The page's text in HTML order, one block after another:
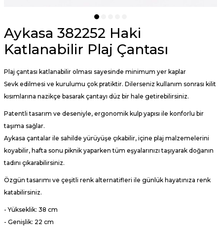
Aykasa 382252 Haki
Katlanabilir Plaj Çantası
Plaj çantası katlanabilir olması sayesinde minimum yer kaplar
Sevk edilmesi ve kurulumu çok pratiktir. Dilerseniz kullanım sonrası kilit
kısımlarına nazikçe basarak çantayı düz bir hale getirebilirsiniz.
Patentli tasarım ve deseniyle, ergonomik kulp yapısı ile konforlu bir
taşıma sağlar.
Aykasa çantalar ile sahilde yürüyüşe çıkabilir, içine plaj malzemelerini
koyabilir, hafta sonu piknik yaparken tüm eşyalarınızı taşıyarak doğanın
tadını çıkarabilirsiniz.
Özgün tasarımı ve çeşitli renk alternatifleri ile günlük hayatınıza renk
katabilirsiniz.
- Yükseklik: 38 cm
- Genişlik: 22 cm